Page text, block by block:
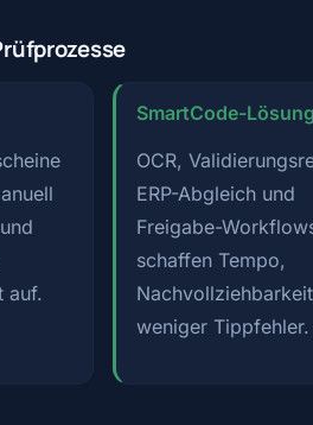
auf.
SmartCode-Lösung
OCR,
ERP-Abgleich und
Freigabe-
schaffen Tempo,
weniger Tippfehler.